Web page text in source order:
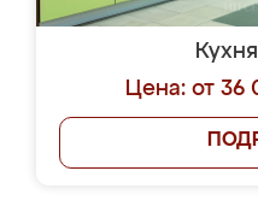
Цена: от 36